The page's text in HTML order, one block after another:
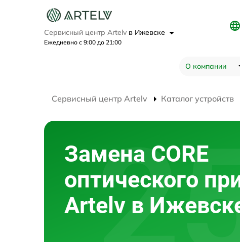
Сервисный центр Artelv в Ижевске
Ежедневно с 9:00 до 21:00
О компании
Сервисный центр Artelv Каталог устройств
Замена CORE
оптического
Artelv в